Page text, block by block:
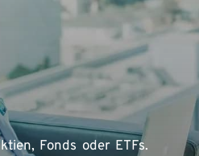
Fonds oder ETFs.